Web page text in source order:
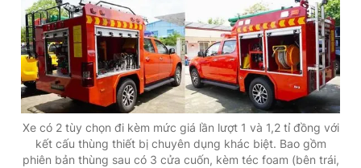
Xe có 2 tùy chọn đi kèm mức giá lần lượt 1 và 1,2 tỉ đồng với
kết cấu thùng thiết bị chuyên dụng khác biệt. Bao gồm
phiên bản thùng sau có 3 cửa cuốn, kèm téc foam (bên trái,